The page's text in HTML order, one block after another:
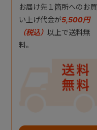
お届け先１箇所へのお買
い上げ代金が5,500円
（税込） 以上で送料無
料。